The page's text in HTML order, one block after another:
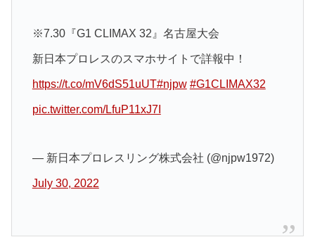
※7.30『G1 CLIMAX 32』名古屋大会
新日本プロレスのスマホサイトで詳報中！
https://t.co/mV6dS51uUT#njpw #G1CLIMAX32
pic.twitter.com/LfuP11xJ7I
— 新日本プロレスリング株式会社 (@njpw1972)
July 30, 2022